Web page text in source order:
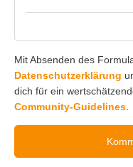
Mit Absenden des
Datenschutzerklärung
dich für ein
Community-Guidelines.